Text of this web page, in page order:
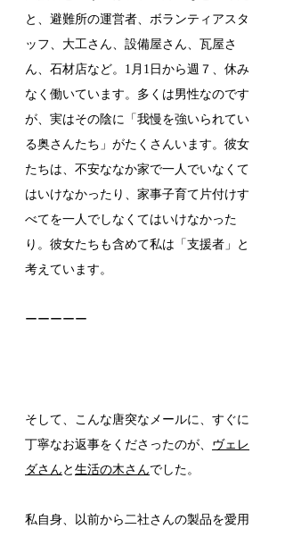
と、避難所の運営者、ボランティアスタ
ッフ、大工さん、設備屋さん、瓦屋さ
ん、石材店など。1月1日から週７、休み
なく働いています。多くは男性なのです
が、実はその陰に「我慢を強いられてい
る奥さんたち」がたくさんいます。彼女
たちは、不安ななか家で一人でいなくて
はいけなかったり、家事子育て片付けす
べてを一人でしなくてはいけなかった
り。彼女たちも含めて私は「支援者」と
考えています。
ーーーーー
そして、こんな唐突なメールに、すぐに
丁寧なお返事をくださったのが、 ヴェレ
ダさん と 生活の木さん でした。
私自身、以前から二社さんの製品を愛用